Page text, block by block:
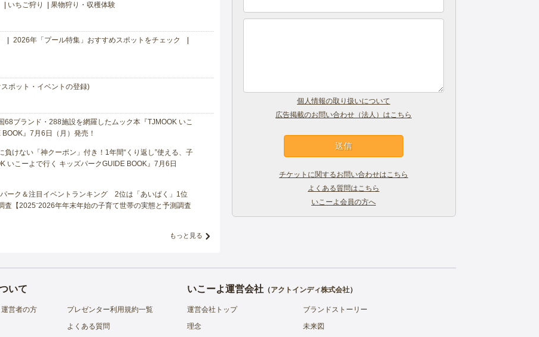
いちご狩り 果物狩り・収穫体験
2026年「プール特集」おすすめスポットをチェック
ポット・イベントの登録)
68ブランド・288施設を網羅したムック本『TJMOOK いこ
』7月6日（月）発売！
負けない「神クーポン」付き！1年間“くり返し”使える、子
いこーよで行く キッズパークGUIDE BOOK』7月6日
ーク＆注目イベントランキング 2位は「あいぱく」1位
査【2025⁻2026年年末年始の子育て世帯の実態と予測調査
もっと見る
個人情報の取り扱いについて
広告掲載のお問い合わせ（法人）はこちら
チケットに関するお問い合わせはこちら
よくある質問はこちら
いこーよ会員の方へ
いて
営者の方
プレゼンター利用規約一覧
よくある質問
いこーよ運営会社（アクトインディ株式会社）
運営会社トップ
ブランドストーリー
理念
未来図